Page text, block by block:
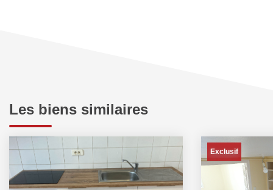
Les biens similaires
Exclusif